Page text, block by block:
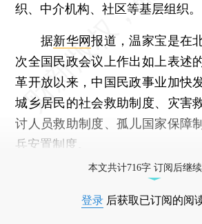
织、中介机构、社区等基层组织。
据新华网报道，温家宝是在
次全国民政会议上作出如上表述
革开放以来，中国民政事业加快
城乡居民的社会救助制度、灾害
讨人员救助制度、孤儿国家保障
兵安置制度。
本文共计716字 订阅后继
登录 后获取已订阅的阅